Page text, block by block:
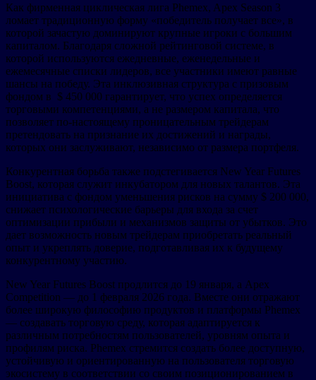
Как фирменная циклическая лига Phemex, Apex Season 3
ломает традиционную форму «победитель получает все», в
которой зачастую доминируют крупные игроки с большим
капиталом. Благодаря сложной рейтинговой системе, в
которой используются ежедневные, еженедельные и
ежемесячные списки лидеров, все участники имеют равные
шансы на победу. Эта инклюзивная структура с призовым
фондом в $ 450 000 гарантирует, что успех определяется
торговыми компетенциями, а не размером капитала, что
позволяет по-настоящему проницательным трейдерам
претендовать на признание их достижений и награды,
которых они заслуживают, независимо от размера портфеля.
Конкурентная борьба также подстегивается New Year Futures
Boost, которая служит инкубатором для новых талантов. Эта
инициатива с фондом уменьшения рисков на сумму $ 200 000,
снижает психологические барьеры для входа за счет
оптимизации прибыли и механизмов защиты от убытков. Это
дает возможность новым трейдерам приобретать реальный
опыт и укреплять доверие, подготавливая их к будущему
конкурентному участию.
New Year Futures Boost продлится до 19 января, а Apex
Competition — до 1 февраля 2026 года. Вместе они отражают
более широкую философию продуктов и платформы Phemex
— создавать торговую среду, которая адаптируется к
различным потребностям пользователей, уровням опыта и
профилям риска. Phemex стремится создать более доступную,
устойчивую и ориентированную на пользователя торговую
экосистему в соответствии со своим позиционированием в